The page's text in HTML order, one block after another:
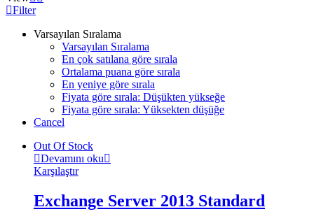
Filter
Varsayılan Sıralama
Varsayılan Sıralama
En çok satılana göre sırala
Ortalama puana göre sırala
En yeniye göre sırala
Fiyata göre sırala: Düşükten yükseğe
Fiyata göre sırala: Yüksekten düşüğe
Cancel
Out Of Stock
Devamını oku
Karşılaştır
Exchange Server 2013 Standard